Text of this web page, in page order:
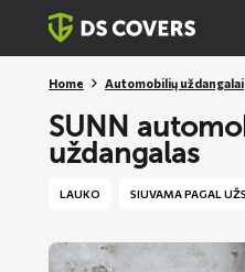
Skiplinks
Home Automobilių uždangalai
SUNN
uždangalas
LAUKO SIUVAMA PAGAL